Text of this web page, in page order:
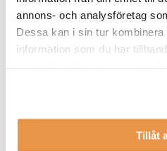
annons- och analysföretag
Dessa kan i sin tur
information som du har
Tillåt
Charlotte är marknads-
Navigation Group och